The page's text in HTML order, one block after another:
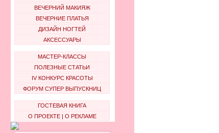
ВЕЧЕРНИЙ МАКИЯЖ
ВЕЧЕРНИЕ ПЛАТЬЯ
ДИЗАЙН НОГТЕЙ
АКСЕССУАРЫ
МАСТЕР-КЛАССЫ
ПОЛЕЗНЫЕ СТАТЬИ
IV КОНКУРС КРАСОТЫ
ФОРУМ СУПЕР ВЫПУСКНИЦ
ГОСТЕВАЯ КНИГА
О ПРОЕКТЕ| О РЕКЛАМЕ